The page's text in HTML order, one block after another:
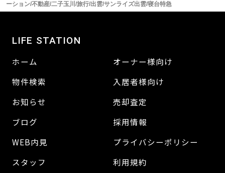
ーション/不動産/二子玉川/旅行/出雲/サンライズ出雲/寝台特急
LIFE STATION
ホーム
物件検索
お知らせ
ブログ
WEB内見
スタッフ
オーナー様向け
入居者様向け
売却査定
採用情報
プライバシーポリシー
利用規約